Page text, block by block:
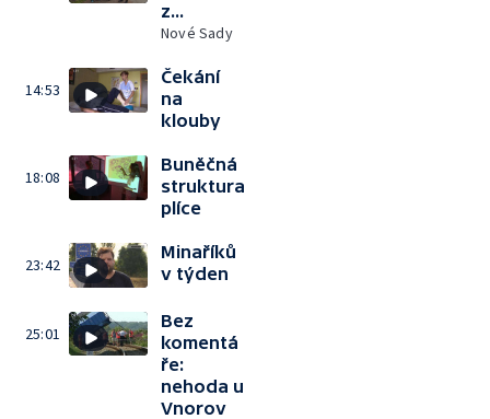
z...
Nové Sady
14:53
Čekání
na
klouby
18:08
Buněčná
struktura
plíce
23:42
Minaříků
v týden
25:01
Bez
komentá
ře:
nehoda u
Vnorov